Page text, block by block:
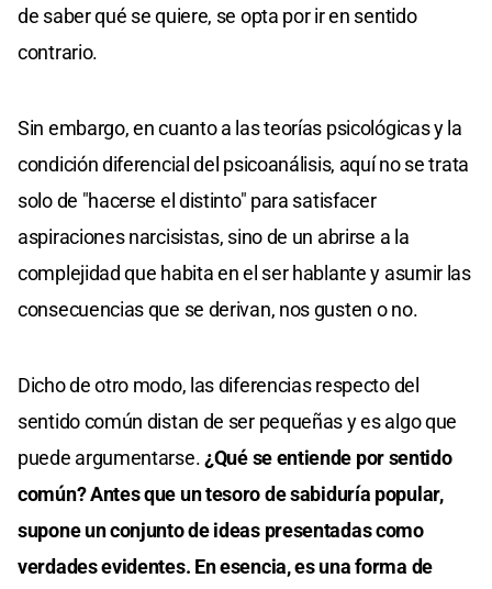
de saber qué se quiere, se opta por ir en sentido
contrario.
Sin embargo, en cuanto a las teorías psicológicas y la
condición diferencial del psicoanálisis, aquí no se trata
solo de "hacerse el distinto" para satisfacer
aspiraciones narcisistas, sino de un abrirse a la
complejidad que habita en el ser hablante y asumir las
consecuencias que se derivan, nos gusten o no.
Dicho de otro modo, las diferencias respecto del
sentido común distan de ser pequeñas y es algo que
puede argumentarse.¿Qué se entiende por sentido
común? Antes que un tesoro de sabiduría popular,
supone un conjunto de ideas presentadas como
verdades evidentes. En esencia, es una forma de